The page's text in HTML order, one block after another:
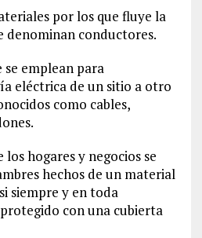
por los que fluye la
denominan conductores.
emplean para
eléctrica de un sitio a otro
como cables,
hogares y negocios se
hechos de un material
siempre y en toda
con una cubierta